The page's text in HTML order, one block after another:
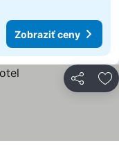
Zobraziť ceny
Zdieľať